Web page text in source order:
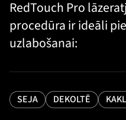
RedTouch Pro
procedūra ir ideāli
uzlabošanai:
SEJA DEKOLTĒ